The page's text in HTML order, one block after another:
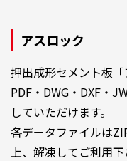
アスロック
押出成形セメント板
PDF・DWG・DXF・
していただけます。
各データファイルは
上、解凍してご利用下